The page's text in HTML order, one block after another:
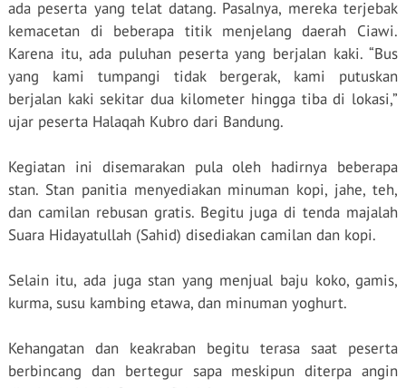
ada peserta yang telat datang. Pasalnya, mereka terjebak
kemacetan di beberapa titik menjelang daerah Ciawi.
Karena itu, ada puluhan peserta yang berjalan kaki. “Bus
yang kami tumpangi tidak bergerak, kami putuskan
berjalan kaki sekitar dua kilometer hingga tiba di lokasi,”
ujar peserta Halaqah Kubro dari Bandung.
Kegiatan ini disemarakan pula oleh hadirnya beberapa
stan. Stan panitia menyediakan minuman kopi, jahe, teh,
dan camilan rebusan gratis. Begitu juga di tenda majalah
Suara Hidayatullah (Sahid) disediakan camilan dan kopi.
Selain itu, ada juga stan yang menjual baju koko, gamis,
kurma, susu kambing etawa, dan minuman yoghurt.
Kehangatan dan keakraban begitu terasa saat peserta
berbincang dan bertegur sapa meskipun diterpa angin